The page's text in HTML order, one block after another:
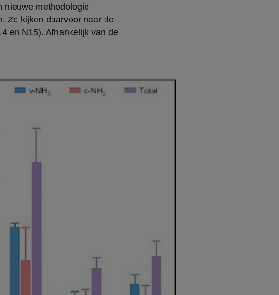
nieuwe methodologie
Ze kijken daarvoor naar de
en N15). Afhankelijk van de